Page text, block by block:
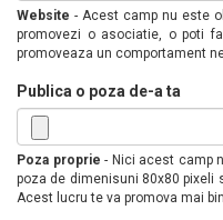
Website - Acest camp nu este
promovezi o asociatie, o poti
promoveaza un comportament
Publica o poza de-a ta
Poza proprie - Nici acest camp
poza de dimenisuni 80x80 pixeli
Acest lucru te va promova mai